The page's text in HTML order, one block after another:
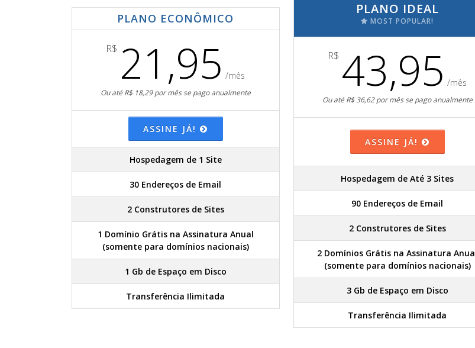
PLANO ECONÔMICO
R$ 21,95 /mês
Ou até R$ 18,29 por mês se pago anualmente
ASSINE JÁ!
Hospedagem de 1 Site
30 Endereços de Email
2 Construtores de Sites
1 Domínio Grátis na Assinatura Anual
(somente para domínios nacionais)
1 Gb de Espaço em Disco
Transferência Ilimitada
PLANO IDEAL
MOST POPULAR!
R$ 43,95 /mês
Ou até R$ 36,62 por mês se pago anualmente
ASSINE JÁ!
Hospedagem de Até 3 Sites
90 Endereços de Email
2 Construtores de Sites
2 Domínios Grátis na Assinatura
(somente para domínios nacionais)
3 Gb de Espaço em Disco
Transferência Ilimitada